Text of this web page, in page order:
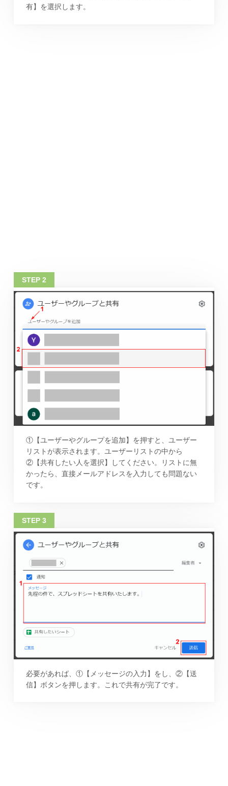
有】を選択します。
①【ユーザーやグループを追加】を押すと、ユーザー
リストが表示されます。ユーザーリストの中から
②【共有したい人を選択】してください。リストに無
かったら、直接メールアドレスを入力しても問題ない
です。
必要があれば、①【メッセージの入力】をし、②【送
信】ボタンを押します。これで共有が完了です。